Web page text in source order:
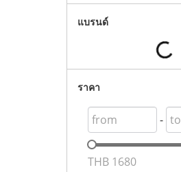
แบรนด์
ราคา
-
THB 1680